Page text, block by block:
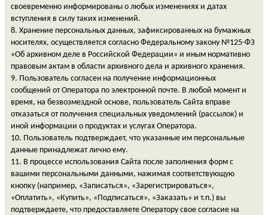
своевременно информированы о любых изменениях и датах
вступления в силу таких изменений.
8. Хранение персональных данных, зафиксированных на бумажных
носителях, осуществляется согласно Федеральному закону №125-ФЗ
«Об архивном деле в Российской Федерации» и иным нормативно
правовым актам в области архивного дела и архивного хранения.
9. Пользователь согласен на получение информационных
сообщений от Оператора по электронной почте. В любой момент и
время, на безвозмездной основе, пользователь Сайта вправе
отказаться от получения специальных уведомлений (рассылок) и
иной информации о продуктах и услугах Оператора.
10. Пользователь подтверждает, что указанные им персональные
данные принадлежат лично ему.
11. В процессе использования Сайта после заполнения форм с
вашими персональными данными, нажимая соответствующую
кнопку (например, «Записаться», «Зарегистрироваться»,
«Оплатить», «Купить», «Подписаться», «Заказать» и т.п.) вы
подтверждаете, что предоставляете Оператору свое согласие на